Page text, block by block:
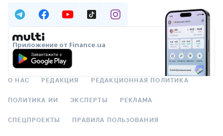
Приложение от Finance.ua
О НАС РЕДАКЦИЯ РЕДАКЦИОННАЯ ПОЛИТИКА
ПОЛИТИКА ИИ ЭКСПЕРТЫ РЕКЛАМА
СПЕЦПРОЕКТЫ ПРАВИЛА ПОЛЬЗОВАНИЯ